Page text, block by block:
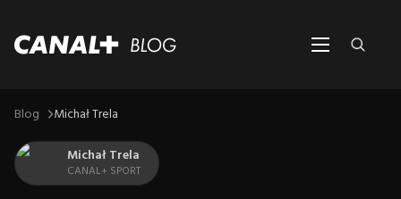
Blog
Michał Trela
Michał Trela
CANAL+ SPORT